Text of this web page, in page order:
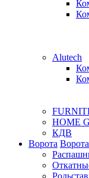
Alutech
HOME
КДВ
Ворота Ворота